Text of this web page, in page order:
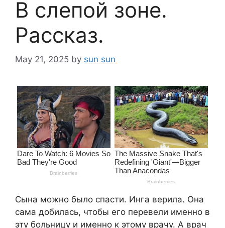
В слепой зоне.
Рассказ.
May 21, 2025 by sun sun
Сына можно было спасти. Инга верила. Она
сама добилась, чтобы его перевели именно в
эту больницу и именно к этому врачу. А врач